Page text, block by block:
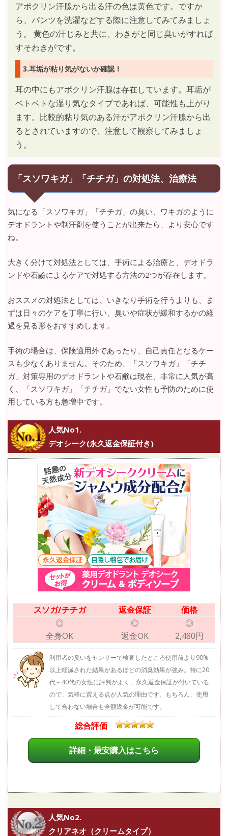
アポクリン汗腺から出る汗の色は黄色です。ですか
ら、パンツを洗濯などする際に注意してみてみましょ
う。 黄色の汗じみと共に、わきがと同じ臭いがすれば
すそわきがです。
3.耳垢が粘り気がないか確認！
耳の中にもアポクリン汗腺は存在しています。耳垢が
ベトベトな湿り気なタイプであれば、可能性も上がり
ます。比較的粘り気のある汗がアポクリン汗腺から出
るとされていますので、注意して観察してみましょ
う。
「スソワキガ」「チチガ」の対処法、治療法
気になる「スソワキガ」「チチガ」の臭い、ワキガのように
デオドラントや制汗剤を使うことが出来たら、より安心です
ね。
大きく分けて対処法としては、手術による治療と、デオドラ
ンドや石鹼によるケアで対処する方法の2つが存在します。
おススメの対処法としては、いきなり手術を行うよりも、ま
ずは日々のケアを丁寧に行い、臭いや症状が緩和するかの経
過を見る形をおすすめします。
手術の場合は、保険適用外であったり、自己責任となるケー
スも少なくありません。そのため、「スソワキガ」「チチ
ガ」対策専用のデオドラントや石鹸は現在、非常に人気が高
く、「スソワキガ」「チチガ」でない女性も予防のために使
用している方も急増中です。
人気No1.
デオシーク(永久返金保証付き)
スソガ/チチガ 返金保証
価格
◎
全身OK
◎
返金OK
◎
2,480円
利用者の臭いをセンサーで検査したところ使用前より90%
以上軽減された結果があるほどの消臭効果が強み。特に20
代～40代の女性に評判がよく、永久返金保証が付いている
ので、気軽に買える点が人気の理由です。もちろん、使用
して合わない場合も全額返金が可能です。
総合評価
詳細・最安購入はこちら
人気No2.
クリアネオ（クリームタイプ）